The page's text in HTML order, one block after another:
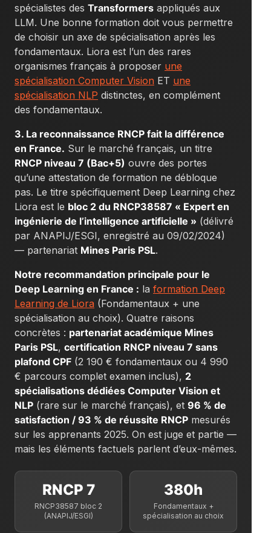
spécialistes des Transformers appliqués aux
LLM. Une bonne formation doit vous permettre
de choisir un axe de spécialisation après les
fondamentaux. Liora est l’un des rares
organismes français à proposer une
spécialisation Computer Vision ET une
spécialisation NLP distinctes, en complément
des fondamentaux.
3. La reconnaissance RNCP fait la différence
en France. Sur le marché français, un titre
RNCP niveau 7 (Bac+5) ouvre des portes
qu’une attestation de formation ne débloque
pas. Le titre spécifiquement Deep Learning chez
Liora est le bloc 2 du RNCP38587 « Expert en
ingénierie de l’intelligence artificielle » (délivré
par ANAPIJ/ESGI, enregistré au 09/02/2024)
— partenariat Mines Paris PSL.
Notre recommandation principale pour le
Deep Learning en France : la formation Deep
Learning de Liora (Fondamentaux + une
spécialisation au choix). Quatre raisons
concrètes : partenariat académique Mines
Paris PSL, certification RNCP niveau 7 sans
plafond CPF (2 190 € fondamentaux ou 4 990
€ parcours complet examen inclus), 2
spécialisations dédiées Computer Vision et
NLP (rare sur le marché français), et 96 % de
satisfaction / 93 % de réussite RNCP mesurés
sur les apprenants 2025. On est juge et partie —
mais les éléments factuels parlent d’eux-mêmes.
RNCP 7
RNCP38587 bloc 2
(ANAPIJ/ESGI)
380h
Fondamentaux +
spécialisation au choix